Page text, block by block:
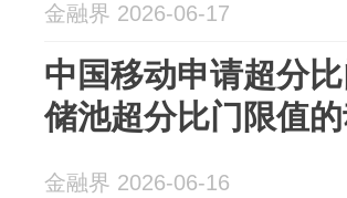
金融界 2026-06-17
中国移动申请超分
储池超分比门限值
金融界 2026-06-16